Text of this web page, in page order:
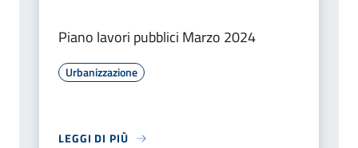
Piano lavori pubblici Marzo 2024
Urbanizzazione
LEGGI DI PIÙ